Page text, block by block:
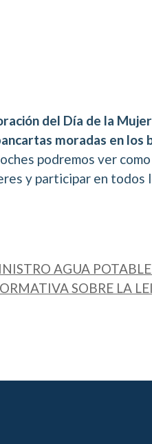
del Día de la Mujer
moradas en los
podremos ver
y participar en todos
AGUA
SOBRE LA